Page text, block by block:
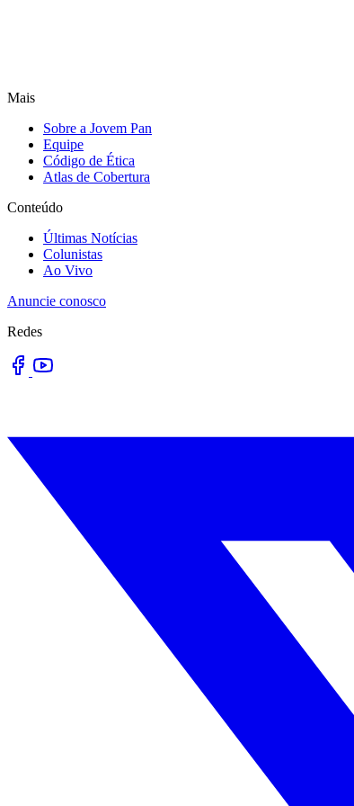
Mais
Sobre a Jovem Pan
Equipe
Código de Ética
Atlas de Cobertura
Conteúdo
Últimas Notícias
Colunistas
Ao Vivo
Anuncie conosco
Redes